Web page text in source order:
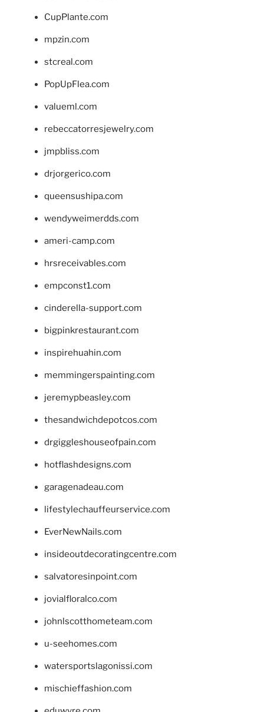
CupPlante.com
mpzin.com
stcreal.com
PopUpFlea.com
valueml.com
rebeccatorresjewelry.com
jmpbliss.com
drjorgerico.com
queensushipa.com
wendyweimerdds.com
ameri-camp.com
hrsreceivables.com
empconst1.com
cinderella-support.com
bigpinkrestaurant.com
inspirehuahin.com
memmingerspainting.com
jeremypbeasley.com
thesandwichdepotcos.com
drgiggleshouseofpain.com
hotflashdesigns.com
garagenadeau.com
lifestylechauffeurservice.com
EverNewNails.com
insideoutdecoratingcentre.com
salvatoresinpoint.com
jovialfloralco.com
johnlscotthometeam.com
u-seehomes.com
watersportslagonissi.com
mischieffashion.com